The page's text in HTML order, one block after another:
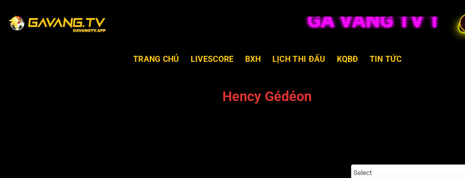
GÀ VÀNG TV
TRANG CHỦ LIVESCORE BXH LỊCH THI ĐẤU KQBĐ TIN TỨC
Hency Gédéon
Select